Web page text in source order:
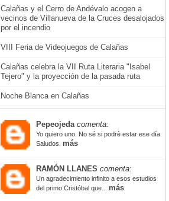
Calañas y el Cerro de Andévalo acogen a
vecinos de Villanueva de la Cruces desalojados
por el incendio
VIII Feria de Videojuegos de Calañas
Calañas celebra la VII Ruta Literaria "Isabel
Tejero" y la proyección de la pasada ruta
Noche Blanca en Calañas
Pepeojeda comenta:
Yo quiero uno. No sé si podrè estar ese día.
Saludos. más
RAMÓN LLANES comenta:
Un agradecimiento infinito a esos estudios
del primo Cristóbal que... más